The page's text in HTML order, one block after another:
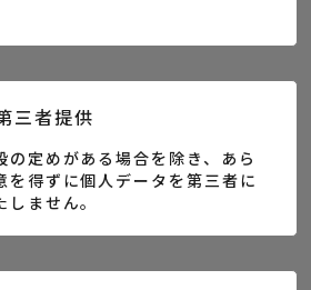
三者提供
の定めがある場合を除き、あら
を得ずに個人データを第三者に
ません。